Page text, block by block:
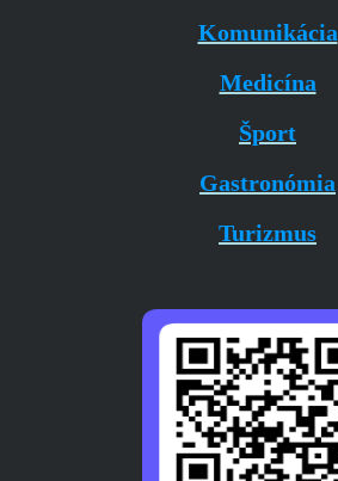
Komunikácia
Medicína
Šport
Gastronómia
Turizmus